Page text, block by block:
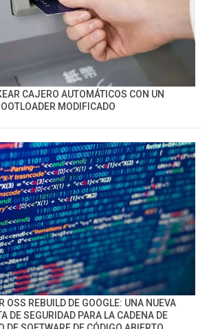
CAJERO AUTOMÁTICOS CON UN
MODIFICADO
OSS REBUILD DE GOOGLE: UNA NUEVA
DE SEGURIDAD PARA LA CADENA DE